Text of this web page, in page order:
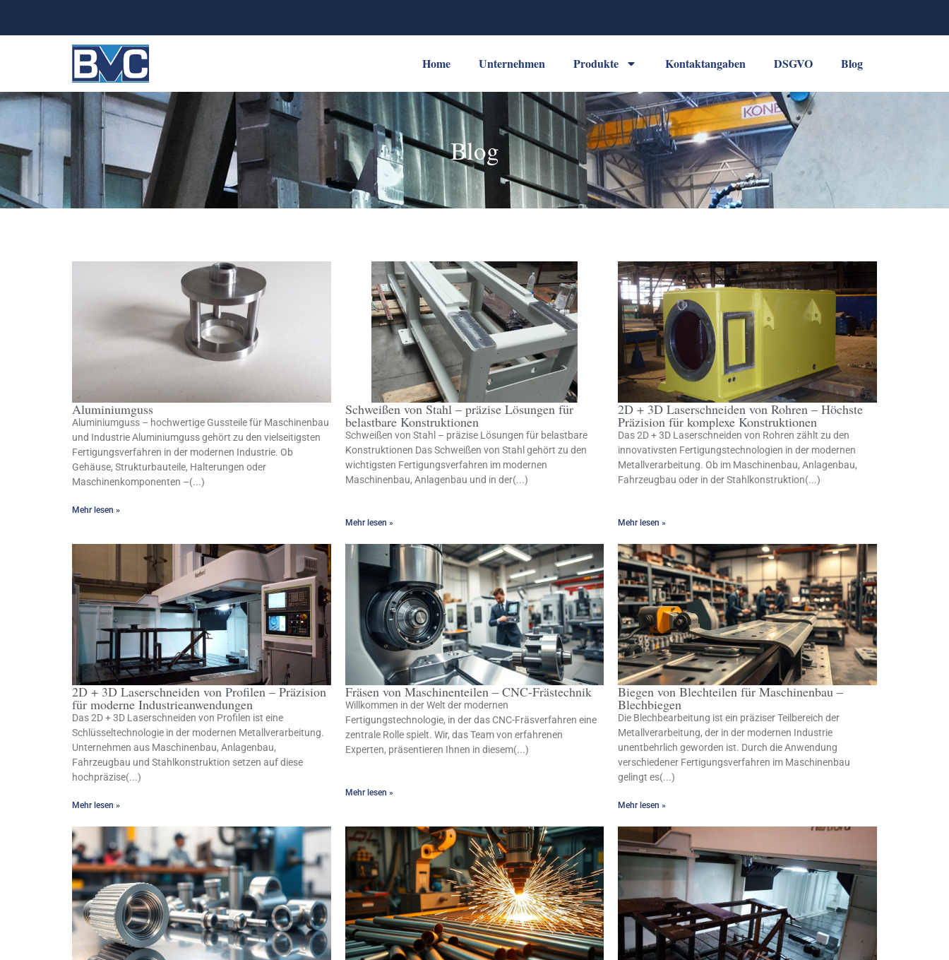
Home Unternehmen Produkte Kontaktangaben DSGVO Blog
Blog
Aluminiumguss
Aluminiumguss – hochwertige Gussteile für Maschinenbau
und Industrie Aluminiumguss gehört zu den vielseitigsten
Fertigungsverfahren in der modernen Industrie. Ob
Gehäuse, Strukturbauteile, Halterungen oder
Maschinenkomponenten –(...)
Mehr lesen »
Schweißen von Stahl – präzise Lösungen für
belastbare Konstruktionen
Schweißen von Stahl – präzise Lösungen für belastbare
Konstruktionen Das Schweißen von Stahl gehört zu den
wichtigsten Fertigungsverfahren im modernen
Maschinenbau, Anlagenbau und in der(...)
Mehr lesen »
2D + 3D Laserschneiden von Rohren – Höchste
Präzision für komplexe Konstruktionen
Das 2D + 3D Laserschneiden von Rohren zählt zu den
innovativsten Fertigungstechnologien in der modernen
Metallverarbeitung. Ob im Maschinenbau, Anlagenbau,
Fahrzeugbau oder in der Stahlkonstruktion(...)
Mehr lesen »
2D + 3D Laserschneiden von Profilen – Präzision
für moderne Industrieanwendungen
Das 2D + 3D Laserschneiden von Profilen ist eine
Schlüsseltechnologie in der modernen Metallverarbeitung.
Unternehmen aus Maschinenbau, Anlagenbau,
Fahrzeugbau und Stahlkonstruktion setzen auf diese
hochpräzise(...)
Mehr lesen »
Fräsen von Maschinenteilen – CNC-Frästechnik
Willkommen in der Welt der modernen
Fertigungstechnologie, in der das CNC-Fräsverfahren eine
zentrale Rolle spielt. Wir, das Team von erfahrenen
Experten, präsentieren Ihnen in diesem(...)
Mehr lesen »
Biegen von Blechteilen für Maschinenbau –
Blechbiegen
Die Blechbearbeitung ist ein präziser Teilbereich der
Metallverarbeitung, der in der modernen Industrie
unentbehrlich geworden ist. Durch die Anwendung
verschiedener Fertigungsverfahren im Maschinenbau
gelingt es(...)
Mehr lesen »